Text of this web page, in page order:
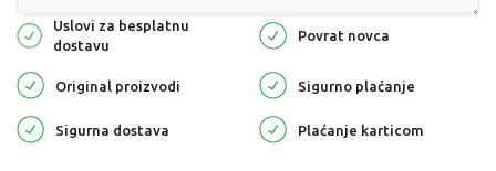
Uslovi za besplatnu
dostavu
Povrat novca
Original proizvodi Sigurno plaćanje
Sigurna dostava Plaćanje karticom